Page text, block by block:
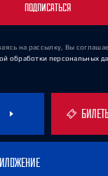
ПОДПИСАТЬСЯ
на рассылку, Вы
обработки персональных